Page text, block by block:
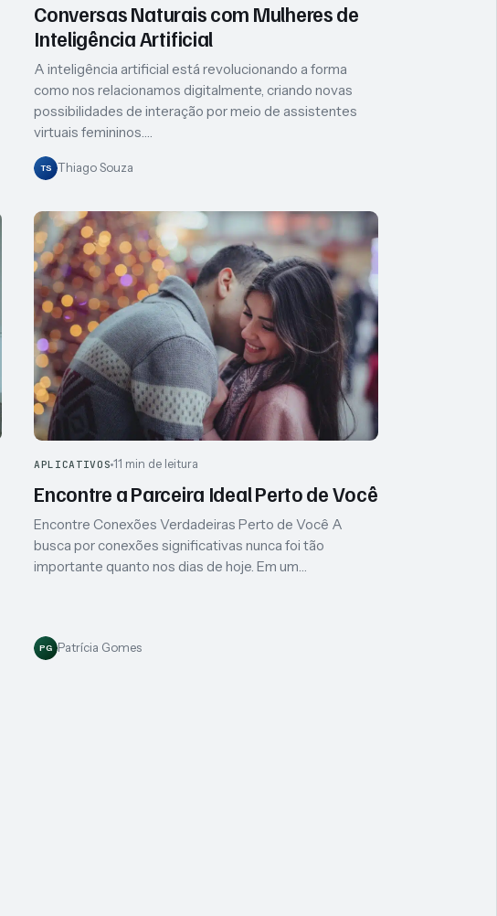
Conversas Naturais com Mulheres de
Inteligência Artificial
A inteligência artificial está revolucionando a forma
como nos relacionamos digitalmente, criando novas
possibilidades de interação por meio de assistentes
virtuais femininos.…
TS Thiago Souza
APLICATIVOS 11 min de leitura
Encontre a Parceira Ideal Perto de Você
Encontre Conexões Verdadeiras Perto de Você A
busca por conexões significativas nunca foi tão
importante quanto nos dias de hoje. Em um…
PG Patrícia Gomes